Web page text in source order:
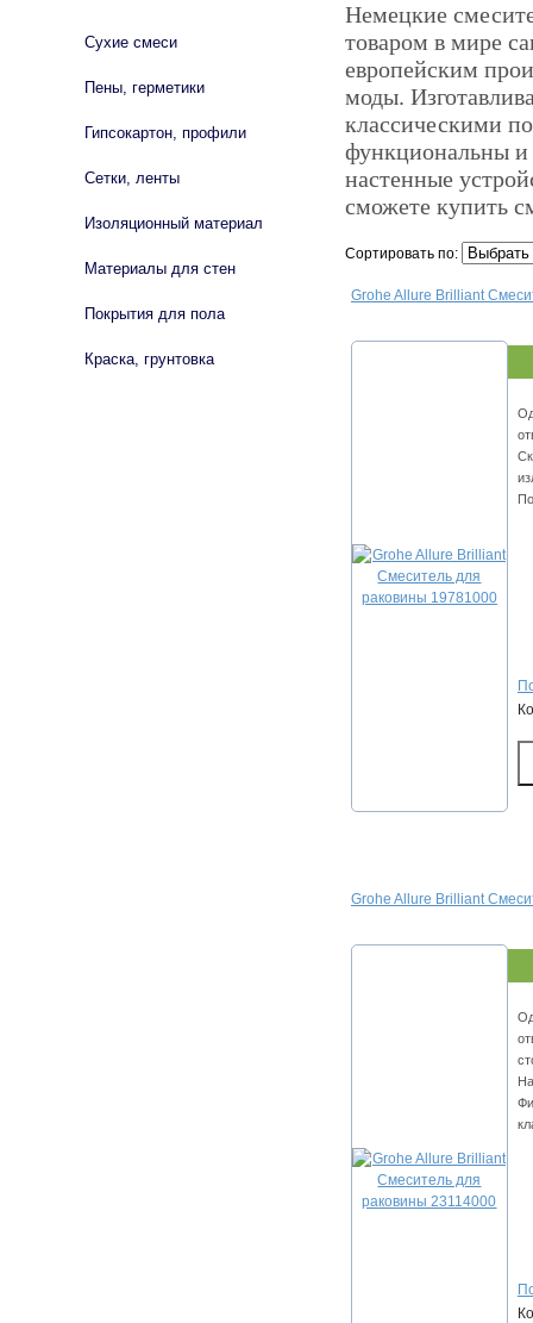
Немецкие
товаром в мире
европейским
моды.
классическими
функциональны и
настенные
сможете купить
Сортировать по:
Grohe Allure Brilliant
Grohe Allure Brilliant
Сухие смеси
Пены, герметики
Гипсокартон, профили
Сетки, ленты
Изоляционный материал
Материалы для стен
Покрытия для пола
Краска, грунтовка